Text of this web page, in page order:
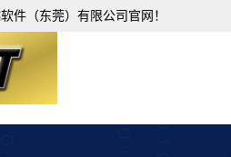
件（东莞）有限公司官网！